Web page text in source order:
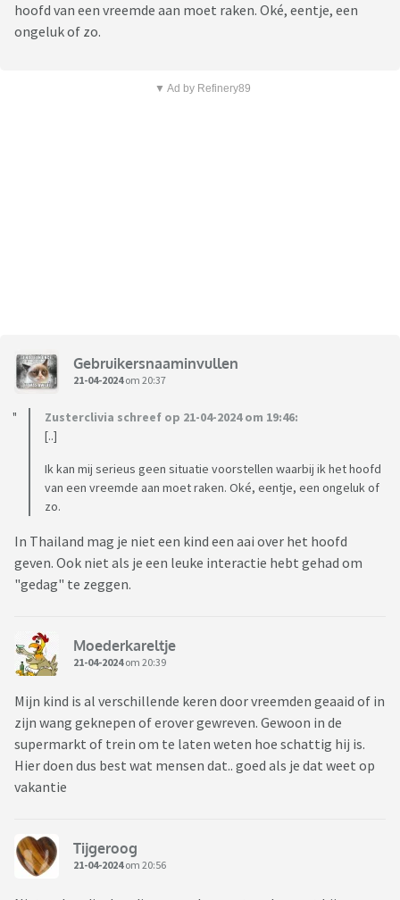
hoofd van een vreemde aan moet raken. Oké, eentje, een
ongeluk of zo.
▼ Ad by Refinery89
Gebruikersnaaminvullen
21-04-2024om 20:37
Zusterclivia schreef op 21-04-2024 om 19:46:
[..]
Ik kan mij serieus geen situatie voorstellen waarbij ik het hoofd
van een vreemde aan moet raken. Oké, eentje, een ongeluk of
zo.
In Thailand mag je niet een kind een aai over het hoofd
geven. Ook niet als je een leuke interactie hebt gehad om
"gedag" te zeggen.
Moederkareltje
21-04-2024om 20:39
Mijn kind is al verschillende keren door vreemden geaaid of in
zijn wang geknepen of erover gewreven. Gewoon in de
supermarkt of trein om te laten weten hoe schattig hij is.
Hier doen dus best wat mensen dat.. goed als je dat weet op
vakantie
Tijgeroog
21-04-2024om 20:56